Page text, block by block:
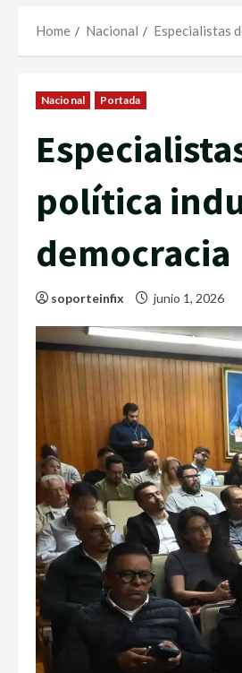
Home Nacional Especialistas
Nacional Portada
política
democracia
soporteinfix junio 1, 2026